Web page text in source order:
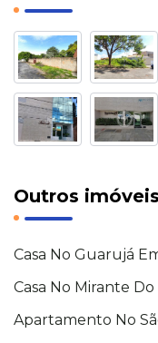
Outros imóveis
Casa No Guarujá
Casa No Mirante
Apartamento No